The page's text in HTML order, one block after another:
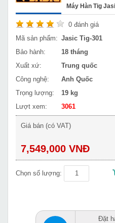
Máy Hàn Tig
0 đánh giá
Mã sản phẩm: Jasic Tig-301
Bảo hành:
18 tháng
Xuất xứ:
Trung quốc
Công nghệ:
Anh Quốc
Trọng lượng:
19 kg
Lượt xem:
3061
Giá bán (có VAT)
7,549,000 VNĐ
Chọn số lượng:
Đặt